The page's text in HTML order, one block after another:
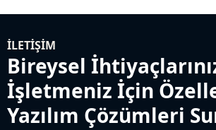
İLETIŞIM
Bireysel
İşletmeniz İçin
Yazılım Çözümleri